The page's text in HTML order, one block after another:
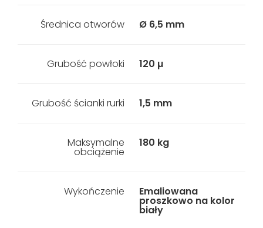
Średnica otworów Ø 6,5 mm
Grubość powłoki 120 µ
Grubość ścianki rurki 1,5 mm
Maksymalne
obciążenie
180 kg
Wykończenie Emaliowana
proszkowo na kolor
biały